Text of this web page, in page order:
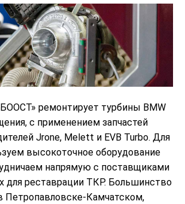
ремонтирует турбины BMW
с применением запчастей
Jrone, Melett и EVB Turbo. Для
высокоточное оборудование
напрямую с поставщиками
для реставрации ТКР. Большинство
Петропавловске-Камчатском,